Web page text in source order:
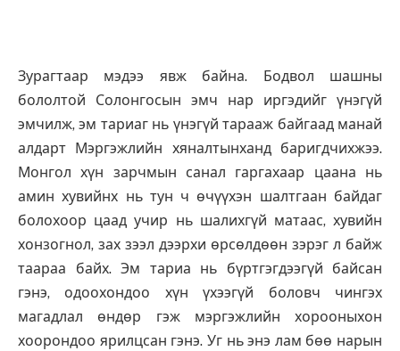
Зурагтаар мэдээ явж байна. Бодвол шашны
бололтой Солонгосын эмч нар иргэдийг үнэгүй
эмчилж, эм тариаг нь үнэгүй тарааж байгаад манай
алдарт Мэргэжлийн хяналтынханд баригдчихжээ.
Монгол хүн зарчмын санал гаргахаар цаана нь
амин хувийнх нь тун ч өчүүхэн шалтгаан байдаг
болохоор цаад учир нь шалихгүй матаас, хувийн
хонзогнол, зах зээл дээрхи өрсөлдөөн зэрэг л байж
таараа байх. Эм тариа нь бүртгэгдээгүй байсан
гэнэ, одоохондоо хүн үхээгүй боловч чингэх
магадлал өндөр гэж мэргэжлийн хорооныхон
хоорондоо ярилцсан гэнэ. Уг нь энэ лам бөө нарын